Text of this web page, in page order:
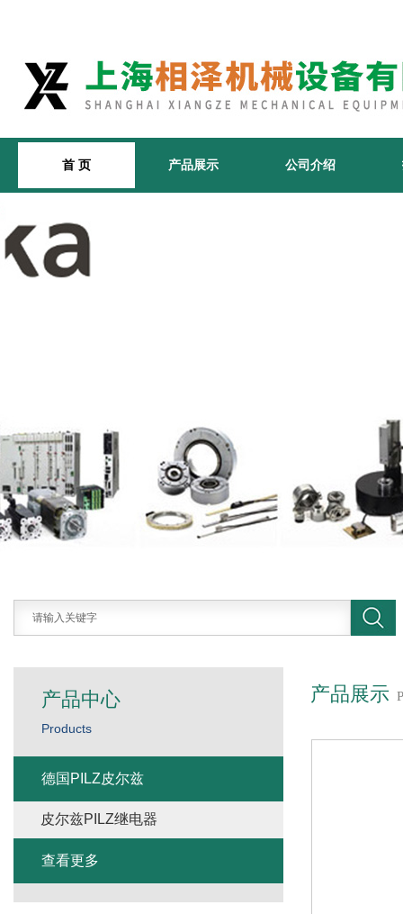
首 页 产品展示 公司介绍
产品展示
产品中心
Products
德国PILZ皮尔兹
皮尔兹PILZ继电器
查看更多